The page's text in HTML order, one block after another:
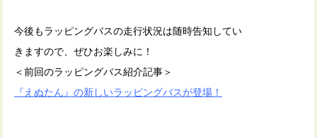
今後もラッピングバスの走行状況は随時告知してい
きますので、ぜひお楽しみに！
＜前回のラッピングバス紹介記事＞
『えぬたん』の新しいラッピングバスが登場！